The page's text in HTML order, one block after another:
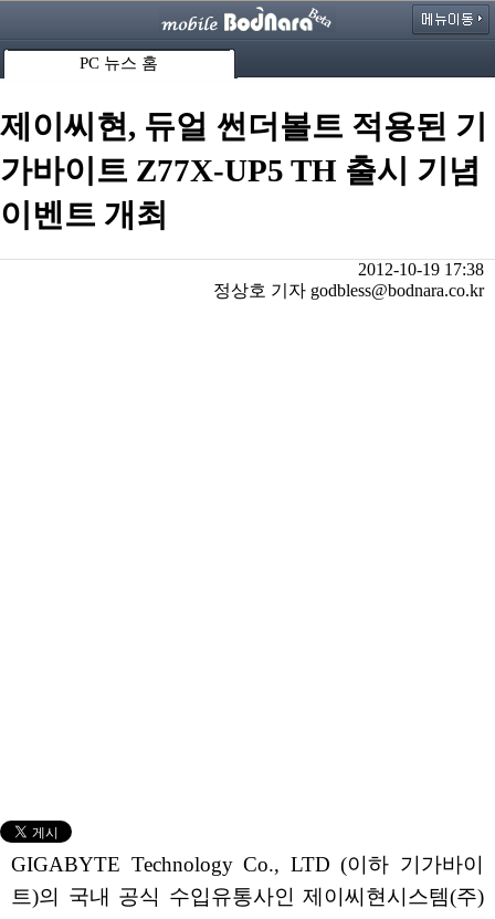
PC 뉴스 홈
제이씨현, 듀얼 썬더볼트 적용된 기
가바이트 Z77X-UP5 TH 출시 기념
이벤트 개최
2012-10-19 17:38
정상호 기자 godbless@bodnara.co.kr
GIGABYTE Technology Co., LTD (이하 기가바이
트)의 국내 공식 수입유통사인 제이씨현시스템(주)